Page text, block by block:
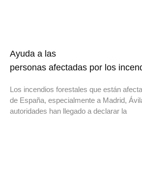
Ayuda a las
personas afectadas por los
Los incendios forestales que están
de España, especialmente a Madrid,
autoridades han llegado a declarar la